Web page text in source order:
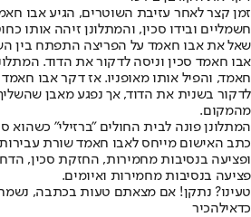
זמן קצר לאחר עזיבת השוטרים, הגיע אבו
חשמליים ובידו סכין, והמתלונן זיהה אותו
שאל את אבו חאמד על הפריצה התפתח בין
אבו חאמד סכין וניסה לדקור את הדוד.
חאמד, והפיל אותו מאופניו. אז דקר אבו
לדקור בשנית את הדוד, אך נפגע מאבן
מהמקום.
המתלונן פונה לבית החולים "ברזילי" כשהוא
כתב האישום מייחס לאבו חאמד שורת
ופציעה בנסיבות מחמירות, החזקת סכין,
פציעה בנסיבות מחמירות ואיומים.
טעינו? נתקן! אם מצאתם טעות בכתבה,
כדאילהכיר